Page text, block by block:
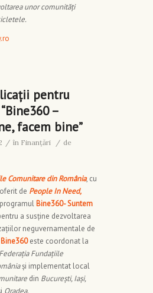
unor comunităţi
pentru
–
facem bine”
/ în Finanţări / de
Comunitare din România, cu
de People In Need,
Bine360- Suntem
a susține dezvoltarea
neguvernamentale de
Bine360este coordonat la
Federația Fundațiile
și implementat local
din București, Iași,
Oradea.